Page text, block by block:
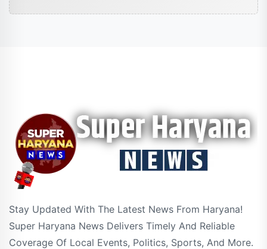
Stay Updated With The Latest News From Haryana!
Super Haryana News Delivers Timely And Reliable
Coverage Of Local Events, Politics, Sports, And More.